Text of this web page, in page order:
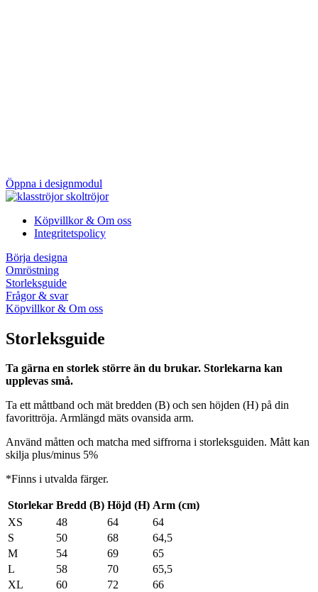
Öppna i designmodul
Köpvillkor & Om oss
Integritetspolicy
Börja designa
Omröstning
Storleksguide
Frågor & svar
Köpvillkor & Om oss
Storleksguide
Ta gärna en storlek större än du brukar. Storlekarna kan
upplevas små.
Ta ett måttband och mät bredden (B) och sen höjden (H) på din
favorittröja. Armlängd mäts ovansida arm.
Använd måtten och matcha med siffrorna i storleksguiden. Mått kan
skilja plus/minus 5%
*Finns i utvalda färger.
Storlekar Bredd (B) Höjd (H) Arm (cm)
XS
48 64
64
S
50 68
64,5
M
54 69
65
L
58 70
65,5
XL
60 72
66